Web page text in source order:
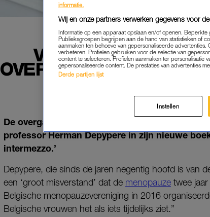
VOLGENS GENTSE
OVERGANG WEL
NIEUWS|
04-07-2020 |
De overgang kan bij sommige vrouwen wel
professor Herman Depypere in zijn nieuwe
intermezzo.’
Depypere, die sinds de jaren negentig hoofd is van
een ‘groot misverstand’ dat de menopauze twee
Belgische menopauzevereniging in 2016
Belgische vrouwen het als iets tijdelijks ziet.”
informatie.
Wij en onze partners verwerken gegevens voor
Informatie op een apparaat opslaan en/of openen. Beperkte
Publieksgroepen begrijpen aan de hand van statistieken of
aanmaken ten behoeve van gepersonaliseerde advertenties.
verbeteren. Profielen gebruiken voor de selectie van
content te selecteren. Profielen aanmaken ter personalisatie
gepersonaliseerde content. De prestaties van advertenties
Derde partijen lijst
Instellen